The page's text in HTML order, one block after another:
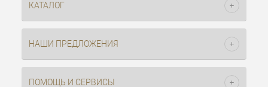
КАТАЛОГ
НАШИ ПРЕДЛОЖЕНИЯ
ПОМОЩЬ И СЕРВИСЫ